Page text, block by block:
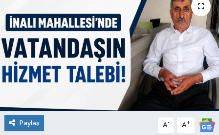
Paylaş A- A+
MERKEZ
RESMİ İLANLAR
SAĞLIK
SOLHAN